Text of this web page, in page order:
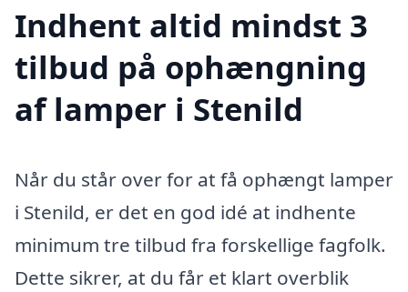
Indhent altid mindst 3
tilbud på ophængning
af lamper i Stenild
Når du står over for at få ophængt lamper
i Stenild, er det en god idé at indhente
minimum tre tilbud fra forskellige fagfolk.
Dette sikrer, at du får et klart overblik